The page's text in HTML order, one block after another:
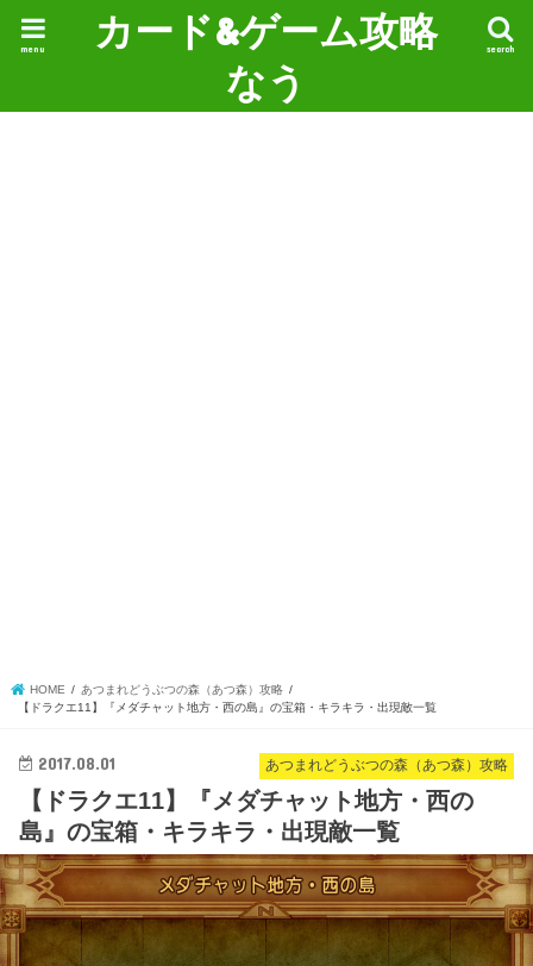
カード&ゲーム攻略
なう
search
menu
HOME
あつまれどうぶつの森（あつ森）攻略
【ドラクエ11】『メダチャット地方・西の島』の宝箱・キラキラ・出現敵一覧
あつまれどうぶつの森（あつ森）攻略
2017.08.01
【ドラクエ11】『メダチャット地方・西の
島』の宝箱・キラキラ・出現敵一覧